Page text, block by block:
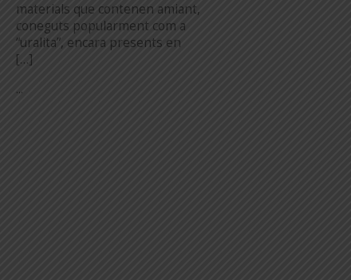
materials que contenen amiant,
coneguts popularment com a
“uralita”, encara presents en
[…]
...